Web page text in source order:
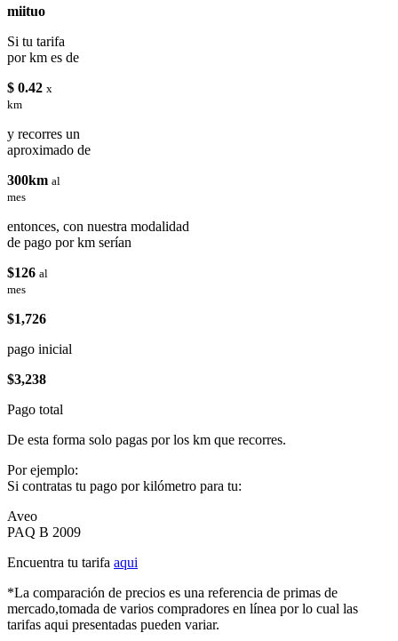
miituo
Si tu tarifa
por km es de
$ 0.42 x
km
y recorres un
aproximado de
300km al
mes
entonces, con nuestra modalidad
de pago por km serían
$126 al
mes
$1,726
pago inicial
$3,238
Pago total
De esta forma solo pagas por los km que recorres.
Por ejemplo:
Si contratas tu pago por kilómetro para tu:
Aveo
PAQ B 2009
Encuentra tu tarifa aqui
*La comparación de precios es una referencia de primas de
mercado,tomada de varios compradores en línea por lo cual las
tarifas aqui presentadas pueden variar.